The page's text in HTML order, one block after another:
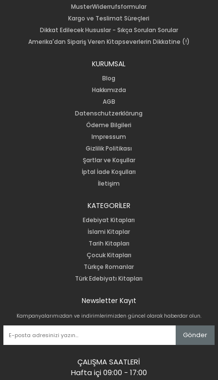
MusterWiderrufsformular
Kargo ve Teslimat Süreçleri
Dikkat Edilecek Hususlar - Sıkça Sorulan Sorular
Amerika'dan Sipariş Veren Kitapseverlerin Dikkatine (!)
KURUMSAL
Blog
Hakkımızda
AGB
Datenschutzerklärung
Ödeme Bilgileri
Impressum
Gizlilik Politikası
Şartlar ve Koşullar
İptal İade Koşulları
İletişim
KATEGORİLER
Edebiyat Kitapları
İslami Kitaplar
Tarih Kitapları
Çocuk Kitapları
Türkçe Romanlar
Türk Edebiyatı Kitapları
Newsletter Kayıt
Kampanyalarımızdan ve indirimlerimizden güncel olarak haberdar olun.
Gönder
ÇALIŞMA SAATLERİ
Hafta içi 09:00 - 17:00